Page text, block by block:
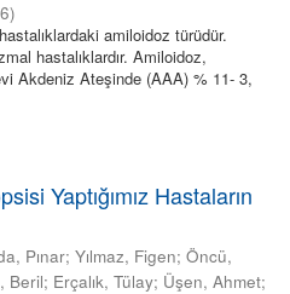
)
amiloidoz türüdür.
hastalıklardır. Amiloidoz,
Akdeniz Ateşinde (AAA) % 11- 3,
Yaptığımız Hastaların
Pınar; Yılmaz, Figen; Öncü,
Beril; Erçalık, Tülay; Üşen, Ahmet;